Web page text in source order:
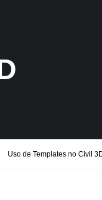
Uso de Templates no Civil